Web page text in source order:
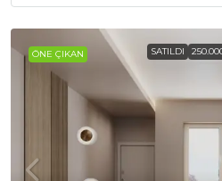
ÖNE ÇIKAN SATILDI